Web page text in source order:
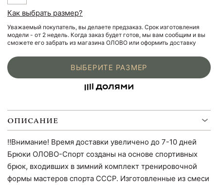
Как выбрать размер?
Уважаемый покупатель, вы делаете предзаказ. Срок изготовления
модели - от 2 недель. Когда заказ будет готов, мы вам сообщим и вы
сможете его забрать из магазина ОЛОВО или оформить доставку
ВЫБЕРИТЕ РАЗМЕР
ОПИСАНИЕ
‼️Внимание! Время доставки увеличено до 7-10 дней
Брюки ОЛОВО-Спорт созданы на основе спортивных
брюк, входивших в зимний комплект тренировочной
формы мастеров спорта СССР. Изготовленные из смеси